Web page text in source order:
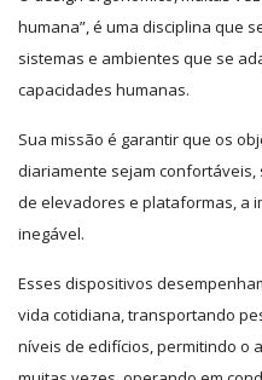
humana”, é uma disciplina que
sistemas e ambientes que se
capacidades humanas.
Sua missão é garantir que os
diariamente sejam confortáveis,
de elevadores e plataformas, a
inegável.
Esses dispositivos
vida cotidiana, transportando
níveis de edifícios, permitindo o